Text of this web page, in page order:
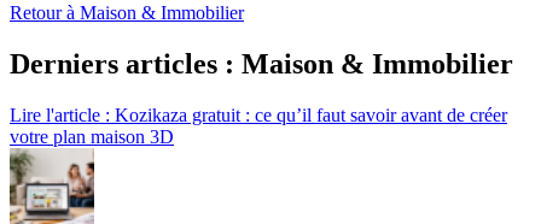
Retour à Maison & Immobilier
Derniers articles : Maison & Immobilier
Lire l'article : Kozikaza gratuit : ce qu’il faut savoir avant de créer
votre plan maison 3D